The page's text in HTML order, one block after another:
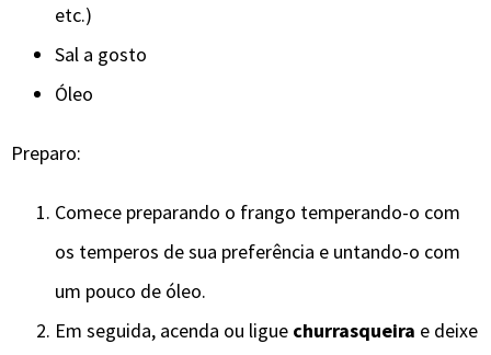
etc.)
Sal a gosto
Óleo
Preparo:
Comece preparando o frango temperando-o com
os temperos de sua preferência e untando-o com
um pouco de óleo.
Em seguida, acenda ou ligue churrasqueira e deixe